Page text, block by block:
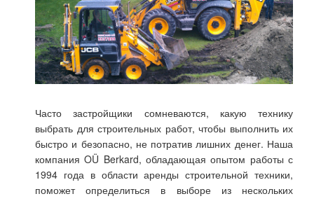
Часто застройщики сомневаются, какую технику
выбрать для строительных работ, чтобы выполнить их
быстро и безопасно, не потратив лишних денег. Наша
компания OÜ Berkard, обладающая опытом работы с
1994 года в области аренды строительной техники,
поможет определиться в выборе из нескольких